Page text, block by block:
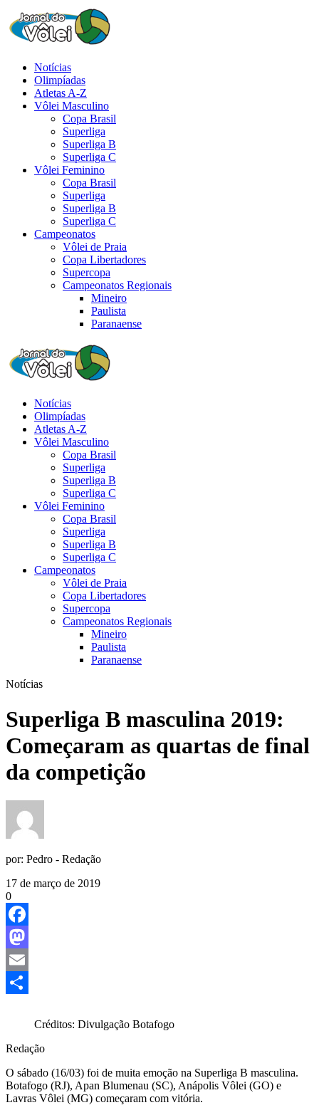
Notícias
Olimpíadas
Atletas A-Z
Vôlei Masculino
Copa Brasil
Superliga
Superliga B
Superliga C
Vôlei Feminino
Copa Brasil
Superliga
Superliga B
Superliga C
Campeonatos
Vôlei de Praia
Copa Libertadores
Supercopa
Campeonatos Regionais
Mineiro
Paulista
Paranaense
Notícias
Olimpíadas
Atletas A-Z
Vôlei Masculino
Copa Brasil
Superliga
Superliga B
Superliga C
Vôlei Feminino
Copa Brasil
Superliga
Superliga B
Superliga C
Campeonatos
Vôlei de Praia
Copa Libertadores
Supercopa
Campeonatos Regionais
Mineiro
Paulista
Paranaense
Notícias
Superliga B masculina 2019:
Começaram as quartas de final
da competição
por: Pedro - Redação
17 de março de 2019
0
Facebook
Mastodon
Email
Créditos: Divulgação Botafogo
Redação
O sábado (16/03) foi de muita emoção na Superliga B masculina.
Botafogo (RJ), Apan Blumenau (SC), Anápolis Vôlei (GO) e
Lavras Vôlei (MG) começaram com vitória.